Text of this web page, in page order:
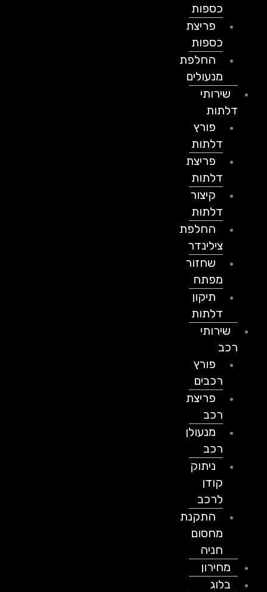
כספות
פריצת
כספות
החלפת
מנעולים
שירותי
דלתות
פורץ
דלתות
פריצת
דלתות
קיצור
דלתות
החלפת
צילינדר
שחזור
מפתח
תיקון
דלתות
שירותי
פורץ
רכבים
פריצת
מנעולן
ניתוק
לרכב
התקנת
מחסום
חניה
מחירון
בלוג